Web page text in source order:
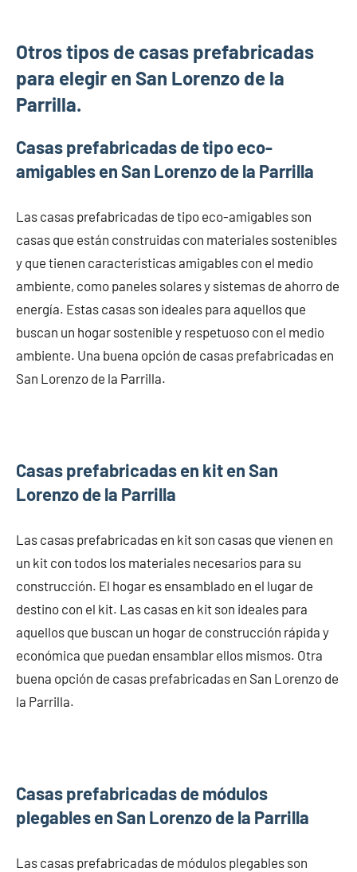
Otros tipos de casas prefabricadas
para elegir en San Lorenzo de la
Parrilla.
Casas prefabricadas de tipo eco-
amigables en San Lorenzo de la Parrilla
Las casas prefabricadas de tipo eco-amigables son
casas que están construidas con materiales sostenibles
y que tienen características amigables con el medio
ambiente, como paneles solares y sistemas de ahorro de
energía. Estas casas son ideales para aquellos que
buscan un hogar sostenible y respetuoso con el medio
ambiente. Una buena opción de casas prefabricadas en
San Lorenzo de la Parrilla.
Casas prefabricadas en kit en San
Lorenzo de la Parrilla
Las casas prefabricadas en kit son casas que vienen en
un kit con todos los materiales necesarios para su
construcción. El hogar es ensamblado en el lugar de
destino con el kit. Las casas en kit son ideales para
aquellos que buscan un hogar de construcción rápida y
económica que puedan ensamblar ellos mismos. Otra
buena opción de casas prefabricadas en San Lorenzo de
la Parrilla.
Casas prefabricadas de módulos
plegables en San Lorenzo de la Parrilla
Las casas prefabricadas de módulos plegables son